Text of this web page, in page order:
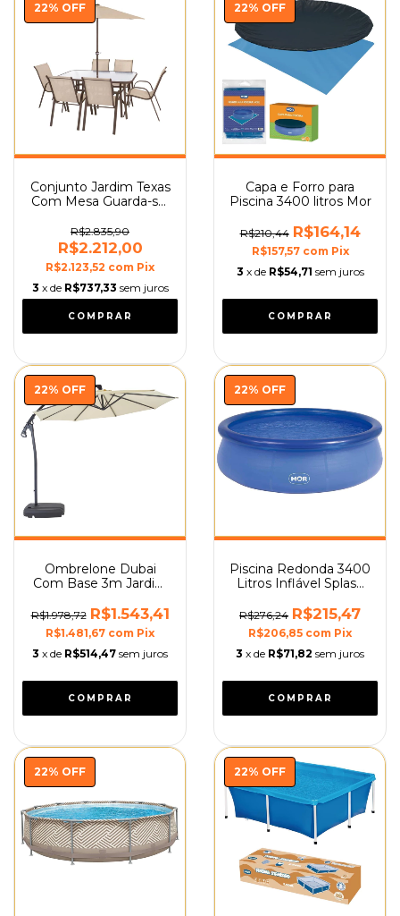
22% OFF
Conjunto Jardim Texas
Com Mesa Guarda-sol
R$2.835,90
R$2.212,00
R$2.123,52 com Pix
3 x de R$737,33 sem juros
22% OFF
Capa e Forro para
Piscina 3400 litros Mor
R$210,44 R$164,14
R$157,57 com Pix
3 x de R$54,71 sem juros
22% OFF
Ombrelone Dubai
Com Base 3m Jardim
R$1.978,72 R$1.543,41
R$1.481,67 com Pix
3 x de R$514,47 sem juros
22% OFF
Piscina Redonda 3400
Litros Inflável Splash
R$276,24 R$215,47
R$206,85 com Pix
3 x de R$71,82 sem juros
22% OFF 22% OFF